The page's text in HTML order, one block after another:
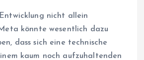
nicht allein
könnte wesentlich dazu
dass sich eine technische
kaum noch aufzuhaltenden